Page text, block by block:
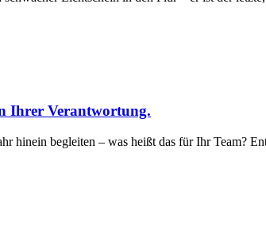
Ihrer Verantwortung.
hinein begleiten – was heißt das für Ihr Team?